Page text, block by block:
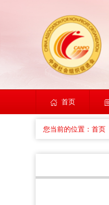
首页
您当前的位置： 首页